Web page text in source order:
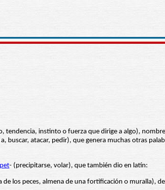
tendencia, instinto o fuerza que dirige a algo),
buscar, atacar, pedir), que genera muchas otras
pet- (precipitarse, volar), que también dio en latín:
de los peces, almena de una fortificación o muralla),